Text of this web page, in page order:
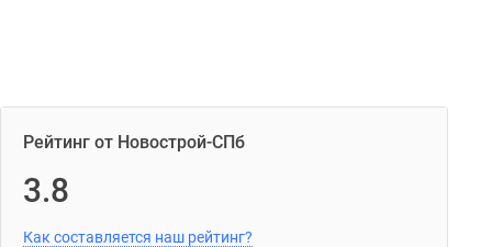
Рейтинг от Новострой-СПб
3.8
Как составляется наш рейтинг?